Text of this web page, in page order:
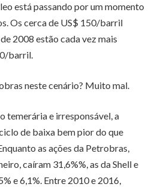
está passando por um momento
Os cerca de US$ 150/barril
2008 estão cada vez mais
barril.
neste cenário? Muito mal.
temerária e irresponsável, a
de baixa bem pior do que
as ações da Petrobras,
caíram 31,6%%, as da Shell e
e 6,1%. Entre 2010 e 2016,